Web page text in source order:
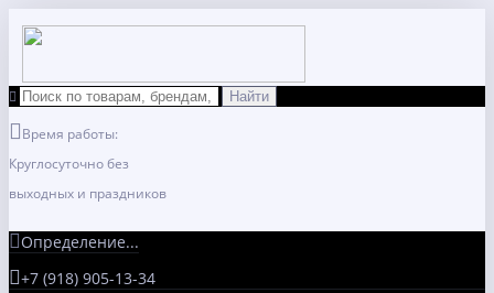
Время работы:
Круглосуточно без
выходных и праздников
Определение...
+7 (918) 905-13-34